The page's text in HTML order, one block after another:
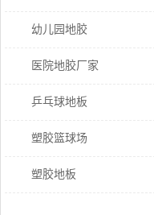
幼儿园地胶
医院地胶厂家
乒乓球地板
塑胶篮球场
塑胶地板